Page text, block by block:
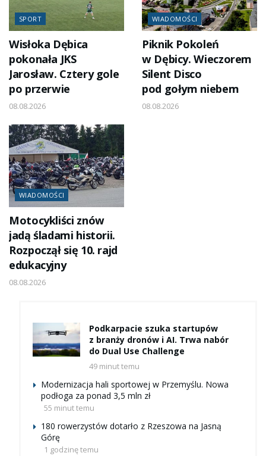
SPORT
Wisłoka Dębica
pokonała JKS
Jarosław. Cztery gole
po przerwie
08.08.2026
WIADOMOŚCI
Piknik Pokoleń
w Dębicy. Wieczorem
Silent Disco
pod gołym niebem
08.08.2026
WIADOMOŚCI
Motocykliści znów
jadą śladami historii.
Rozpoczął się 10. rajd
edukacyjny
08.08.2026
Podkarpacie szuka startupów
z branży dronów i AI. Trwa nabór
do Dual Use Challenge
49 minut temu
Modernizacja hali sportowej w Przemyślu. Nowa
podłoga za ponad 3,5 mln zł
55 minut temu
180 rowerzystów dotarło z Rzeszowa na Jasną
Górę
1 godzinę temu